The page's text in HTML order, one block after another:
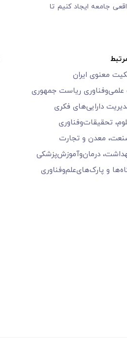
جامعه ایجاد کنیم تا
معنوی ایران
ریاست جمهوری
دارایی‌های فکری
تحقیقات‌وفناوری
معدن و تجارت
درمان‌وآموزش‌پزشکی
و پارک‌های‌‌علم‌‌و‌فناوری